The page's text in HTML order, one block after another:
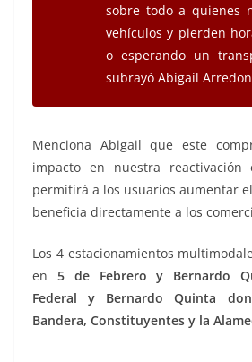
sobre todo a quienes
vehículos y pierden
o esperando un
subrayó Abigail
Menciona Abigail que este
impacto en nuestra reactivación
permitirá a los usuarios aumentar
beneficia directamente a los
Los 4 estacionamientos
en 5 de Febrero y Bernardo
Federal y Bernardo Quinta
Bandera, Constituyentes y la